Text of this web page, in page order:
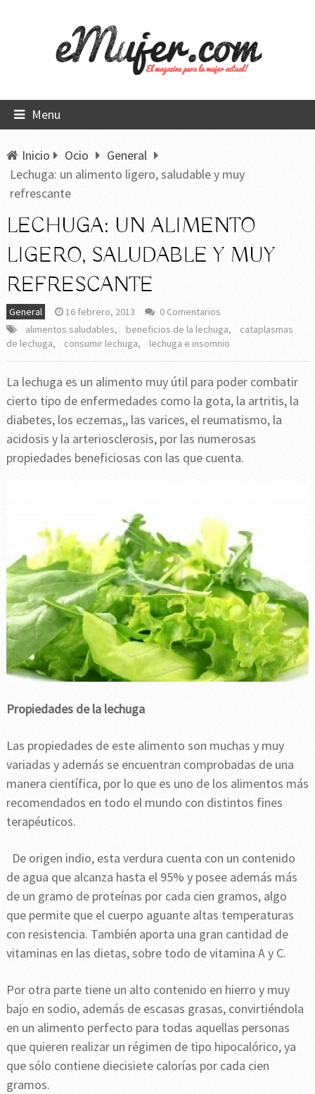
Menu
Inicio Ocio
General
Lechuga: un alimento ligero, saludable y muy
refrescante
LECHUGA: UN ALIMENTO
LIGERO, SALUDABLE Y MUY
REFRESCANTE
General 16 febrero, 2013
0 Comentarios
alimentos saludables, beneficios de la lechuga,
cataplasmas
de lechuga, consumir lechuga, lechuga e insomnio
La lechuga es un alimento muy útil para poder combatir
cierto tipo de enfermedades como la gota, la artritis, la
diabetes, los eczemas,, las varices, el reumatismo, la
acidosis y la arteriosclerosis, por las numerosas
propiedades beneficiosas con las que cuenta.
Propiedades de la lechuga
Las propiedades de este alimento son muchas y muy
variadas y además se encuentran comprobadas de una
manera científica, por lo que es uno de los alimentos más
recomendados en todo el mundo con distintos fines
terapéuticos.
De origen indio, esta verdura cuenta con un contenido
de agua que alcanza hasta el 95% y posee además más
de un gramo de proteínas por cada cien gramos, algo
que permite que el cuerpo aguante altas temperaturas
con resistencia. También aporta una gran cantidad de
vitaminas en las dietas, sobre todo de vitamina A y C.
Por otra parte tiene un alto contenido en hierro y muy
bajo en sodio, además de escasas grasas, convirtiéndola
en un alimento perfecto para todas aquellas personas
que quieren realizar un régimen de tipo hipocalórico, ya
que sólo contiene diecisiete calorías por cada cien
gramos.